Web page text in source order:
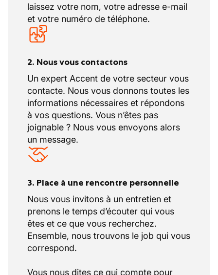
laissez votre nom, votre adresse e-mail
et votre numéro de téléphone.
2. Nous vous contactons
Un expert Accent de votre secteur vous
contacte. Nous vous donnons toutes les
informations nécessaires et répondons
à vos questions. Vous n’êtes pas
joignable ? Nous vous envoyons alors
un message.
3. Place à une rencontre personnelle
Nous vous invitons à un entretien et
prenons le temps d’écouter qui vous
êtes et ce que vous recherchez.
Ensemble, nous trouvons le job qui vous
correspond.
Vous nous dites ce qui compte pour